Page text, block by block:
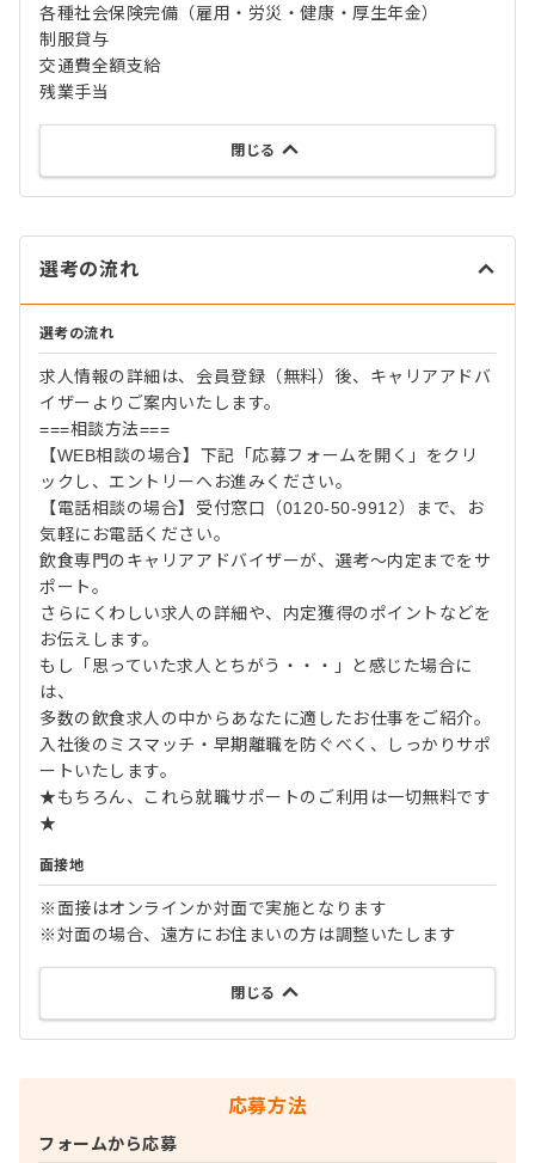
各種社会保険完備（雇用・労災・健康・厚生年金）
制服貸与
交通費全額支給
残業手当
閉じる
選考の流れ
選考の流れ
求人情報の詳細は、会員登録（無料）後、キャリアアドバ
イザーよりご案内いたします。
===相談方法===
【WEB相談の場合】下記「応募フォームを開く」をクリ
ックし、エントリーへお進みください。
【電話相談の場合】受付窓口（0120-50-9912）まで、お
気軽にお電話ください。
飲食専門のキャリアアドバイザーが、選考～内定までをサ
ポート。
さらにくわしい求人の詳細や、内定獲得のポイントなどを
お伝えします。
もし「思っていた求人とちがう・・・」と感じた場合に
は、
多数の飲食求人の中からあなたに適したお仕事をご紹介。
入社後のミスマッチ・早期離職を防ぐべく、しっかりサポ
ートいたします。
★もちろん、これら就職サポートのご利用は一切無料です
★
面接地
※面接はオンラインか対面で実施となります
※対面の場合、遠方にお住まいの方は調整いたします
閉じる
応募方法
フォームから応募